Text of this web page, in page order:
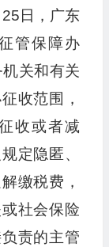
日，广东
管保障办
关和有关
收范围，
收或者减
定隐匿、
缴税费，
社会保险
责的主管